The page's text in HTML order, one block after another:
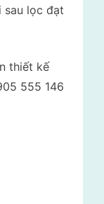
sau lọc đạt
thiết kế
555 146